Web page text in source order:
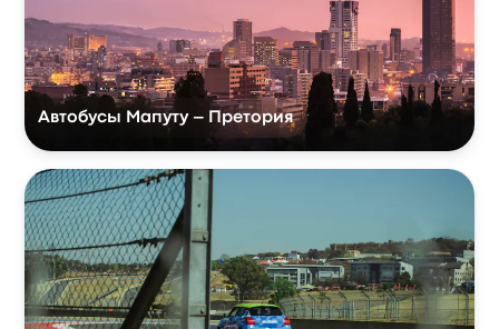
Автобусы Мапуту – Претория